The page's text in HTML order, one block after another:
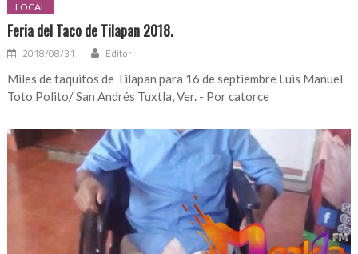
LOCAL
Feria del Taco de Tilapan 2018.
2018/08/31 Editor
Miles de taquitos de Tilapan para 16 de septiembre Luis Manuel
Toto Polito/ San Andrés Tuxtla, Ver. - Por catorce